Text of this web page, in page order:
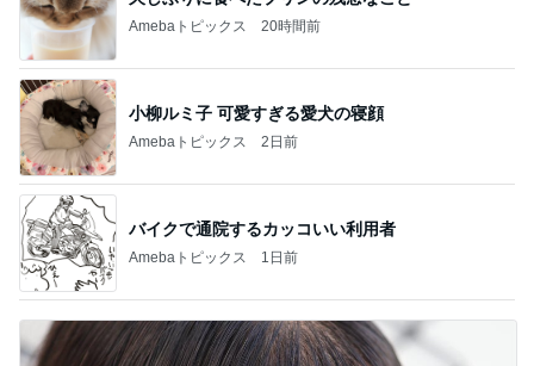
Amebaトピックス 20時間前
小柳ルミ子 可愛すぎる愛犬の寝顔
Amebaトピックス 2日前
バイクで通院するカッコいい利用者
Amebaトピックス 1日前